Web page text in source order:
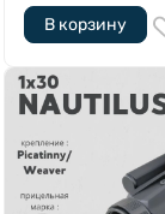
В корзину